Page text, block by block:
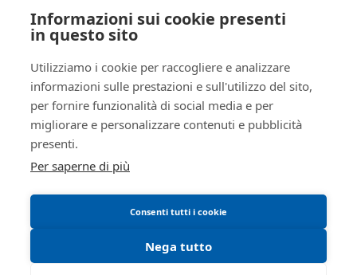
Accesso autorità giudiziaria
Mobili
Crediti e valori
Aziende
Altro
Il mio profilo
I miei preferiti
AREA LEGALE
Informativa privacy
Trattamento dati personali
Regolamento di partecipazione alle vendite
Requisiti tecnici
Informazioni sui cookie presenti
in questo sito
Utilizziamo i cookie per raccogliere e analizzare
informazioni sulle prestazioni e sull'utilizzo del sito,
per fornire funzionalità di social media e per
migliorare e personalizzare contenuti e pubblicità
presenti.
Per saperne di più
Consenti tutti i cookie
Nega tutto